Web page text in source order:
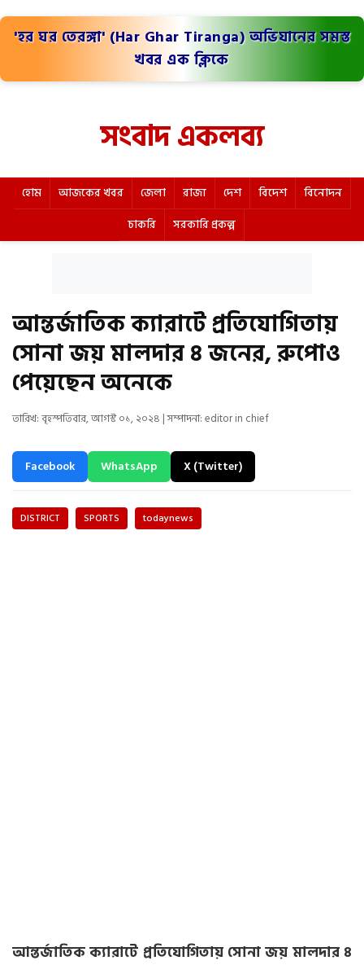
'হর ঘর তেরঙ্গা' (Har Ghar Tiranga) অভিযানের সমস্ত
খবর এক ক্লিকে
সংবাদ একলব্য
হোম আজকের খবর জেলা রাজ্য দেশ বিদেশ
বিনোদন
চাকরি
সরকারি প্রকল্প
আন্তর্জাতিক ক্যারাটে প্রতিযোগিতায়
সোনা জয় মালদার ৪ জনের, রুপোও
পেয়েছেন অনেকে
তারিখ: বৃহস্পতিবার, আগস্ট ০১, ২০২৪ | সম্পাদনা: editor in chief
Facebook WhatsApp X (Twitter)
DISTRICT SPORTS todaynews
আন্তর্জাতিক ক্যারাটে প্রতিযোগিতায় সোনা জয় মালদার ৪